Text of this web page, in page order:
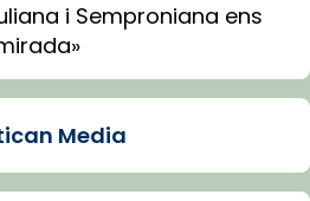
i Semproniana ens
bisbe de Tortosa, ha
Media